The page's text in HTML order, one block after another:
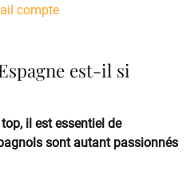
compte
est-il si
il est essentiel de
sont autant passionnés